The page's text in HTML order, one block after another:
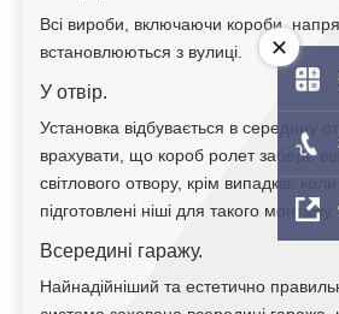
Всі вироби, включаючи короби,
встановлюються з вулиці.
У отвір.
Установка відбувається в середину
врахувати, що короб ролет забере
світлового отвору, крім випадків,
підготовлені ніші для такого монтажу.
Всередині гаражу.
Найнадійніший та естетично